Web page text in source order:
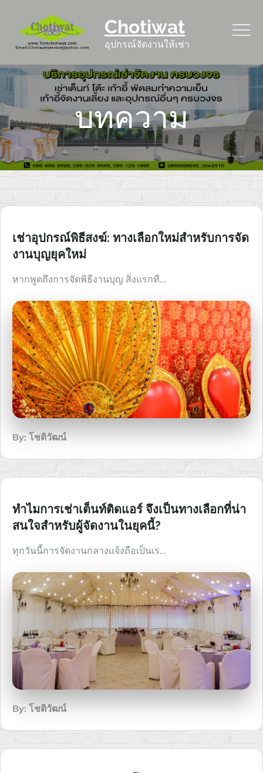
content
Chotiwat
อุปกรณ์จัดงานให้เช่า
บทความ
เช่าอุปกรณ์พิธีสงฆ์: ทางเลือกใหม่สำหรับการจัด
งานบุญยุคใหม่
หากพูดถึงการจัดพิธีงานบุญ สิ่งแรกที…
By: โชติวัฒน์
ทำไมการเช่าเต็นท์ติดแอร์ จึงเป็นทางเลือกที่น่า
สนใจสำหรับผู้จัดงานในยุคนี้?
ทุกวันนี้การจัดงานกลางแจ้งถือเป็นเร…
By: โชติวัฒน์